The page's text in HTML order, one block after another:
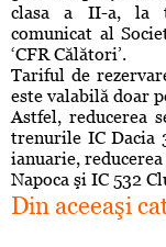
clasa a II-a, la
comunicat al
‘CFR Călători’.
Tariful de
este valabilă doar
Astfel, reducerea
trenurile IC Dacia
ianuarie,
Napoca şi IC 532
Din aceeaşi